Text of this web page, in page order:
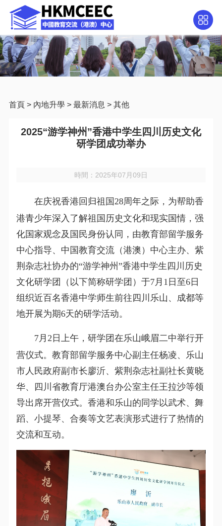
首頁> 內地升學 > 最新消息 > 其他
2025“游学神州”香港中学生四川历史文化
研学团成功举办
時間：2025年07月09日
在庆祝香港回归祖国28周年之际，为帮助香
港青少年深入了解祖国历史文化和现实国情，强
化国家观念及国民身份认同，由教育部留学服务
中心指导、中国教育交流（港澳）中心主办、紫
荆杂志社协办的“游学神州”香港中学生四川历史
文化研学团（以下简称研学团）于7月1日至6日
组织近百名香港中学师生前往四川乐山、成都等
地开展为期6天的研学活动。
7月2日上午，研学团在乐山峨眉二中举行开
营仪式。教育部留学服务中心副主任杨凌、乐山
市人民政府副市长廖沂、紫荆杂志社副社长黄晓
华、四川省教育厅港澳台办公室主任王拉沙等领
导出席开营仪式。香港和乐山的同学以武术、舞
蹈、小提琴、合奏等文艺表演形式进行了热情的
交流和互动。